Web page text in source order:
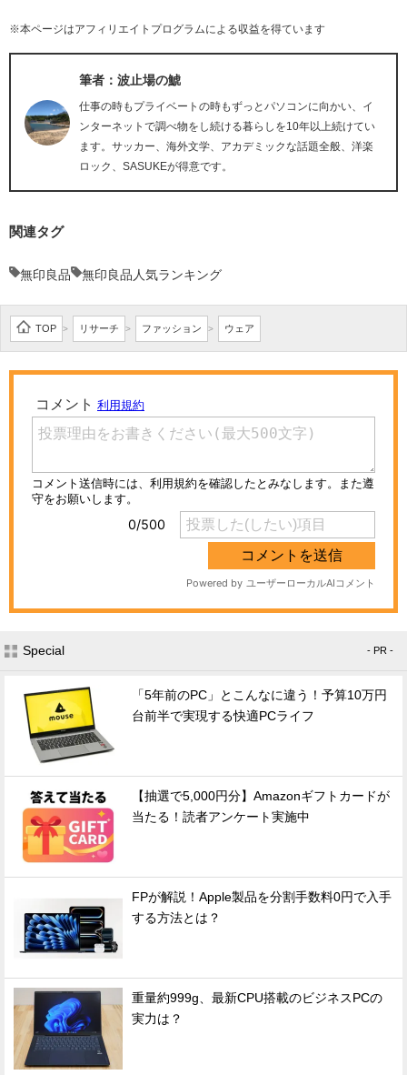
※本ページはアフィリエイトプログラムによる収益を得ています
筆者：波止場の鯱
仕事の時もプライベートの時もずっとパソコンに向かい、イ
ンターネットで調べ物をし続ける暮らしを10年以上続けてい
ます。サッカー、海外文学、アカデミックな話題全般、洋楽
ロック、SASUKEが得意です。
関連タグ
無印良品 無印良品人気ランキング
TOP > リサーチ > ファッション > ウェア
Special - PR -
「5年前のPC」とこんなに違う！予算10万円
台前半で実現する快適PCライフ
【抽選で5,000円分】Amazonギフトカードが
当たる！読者アンケート実施中
FPが解説！Apple製品を分割手数料0円で入手
する方法とは？
重量約999g、最新CPU搭載のビジネスPCの
実力は？